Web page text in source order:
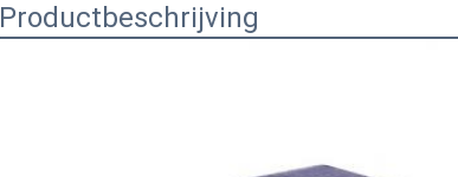
Productbeschrijving